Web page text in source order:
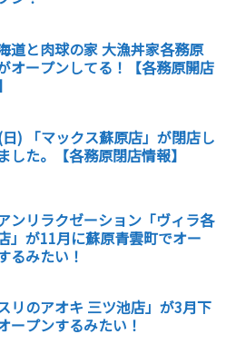
海道と肉球の家 大漁丼家各務原
オープンしてる！【各務原開店
) 「マックス蘇原店」が閉店し
した。【各務原閉店情報】
ンリラクゼーション「ヴィラ各
」が11月に蘇原青雲町でオー
るみたい！
スリのアオキ 三ツ池店」が3月下
ープンするみたい！